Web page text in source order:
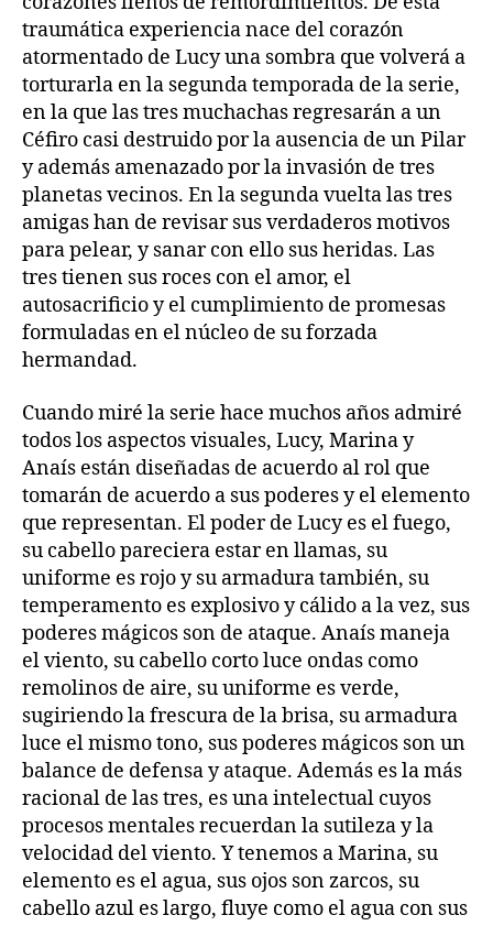
traumática experiencia nace del corazón
atormentado de Lucy una sombra que volverá a
torturarla en la segunda temporada de la serie,
en la que las tres muchachas regresarán a un
Céfiro casi destruido por la ausencia de un Pilar
y además amenazado por la invasión de tres
planetas vecinos. En la segunda vuelta las tres
amigas han de revisar sus verdaderos motivos
para pelear, y sanar con ello sus heridas. Las
tres tienen sus roces con el amor, el
autosacrificio y el cumplimiento de promesas
formuladas en el núcleo de su forzada
hermandad.
Cuando miré la serie hace muchos años admiré
todos los aspectos visuales, Lucy, Marina y
Anaís están diseñadas de acuerdo al rol que
tomarán de acuerdo a sus poderes y el elemento
que representan. El poder de Lucy es el fuego,
su cabello pareciera estar en llamas, su
uniforme es rojo y su armadura también, su
temperamento es explosivo y cálido a la vez, sus
poderes mágicos son de ataque. Anaís maneja
el viento, su cabello corto luce ondas como
remolinos de aire, su uniforme es verde,
sugiriendo la frescura de la brisa, su armadura
luce el mismo tono, sus poderes mágicos son un
balance de defensa y ataque. Además es la más
racional de las tres, es una intelectual cuyos
procesos mentales recuerdan la sutileza y la
velocidad del viento. Y tenemos a Marina, su
elemento es el agua, sus ojos son zarcos, su
cabello azul es largo, fluye como el agua con sus